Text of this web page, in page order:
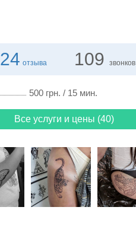
24 отзыва 109 звонков
500 грн. / 15 мин.
Все услуги и цены (40)